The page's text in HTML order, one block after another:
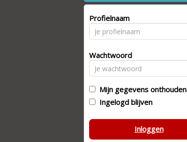
Profielnaam
Wachtwoord
Mijn gegevens onthouden
Ingelogd blijven
Inloggen